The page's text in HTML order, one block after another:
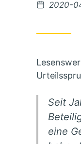
Posted
2020-
Seit
eine